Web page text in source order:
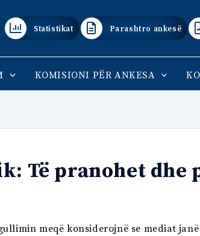
Statistikat Parashtro ankesë
KOMISIONI PËR ANKESA
Të pranohet dhe
meqë konsiderojnë se mediat